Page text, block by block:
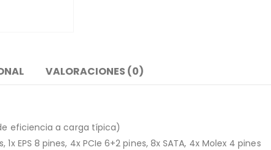
VALORACIONES (0)
eficiencia a carga típica)
1x EPS 8 pines, 4x PCIe 6+2 pines, 8x SATA, 4x Molex 4 pines